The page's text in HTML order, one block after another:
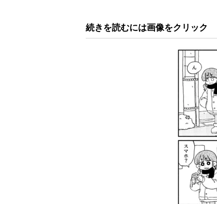
続きを読むには画像をクリック